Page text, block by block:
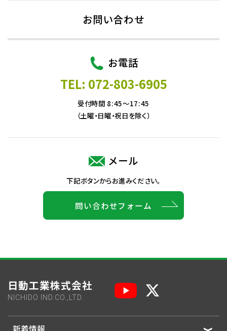
お問い合わせ
お電話
TEL: 072-803-6905
受付時間 8:45～17:45
（土曜・日曜・祝日を除く）
メール
下記ボタンからお進みください。
問い合わせフォーム
日動工業株式会社
NICHIDO IND.CO.,LTD.